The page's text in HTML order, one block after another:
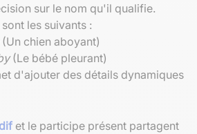
sur le nom qu'il qualifie.
les suivants :
(Un chien aboyant)
(Le bébé pleurant)
d'ajouter des détails dynamiques
et le participe présent partagent